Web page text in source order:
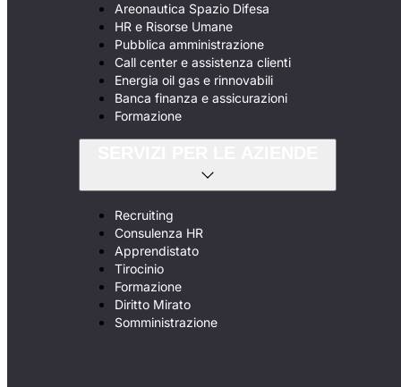
Areonautica Spazio Difesa
HR e Risorse Umane
Pubblica amministrazione
Call center e assistenza clienti
Energia oil gas e rinnovabili
Banca finanza e assicurazioni
Formazione
Recruiting
Consulenza HR
Apprendistato
Tirocinio
Formazione
Diritto Mirato
Somministrazione